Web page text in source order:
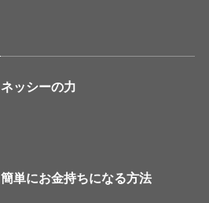
ネッシーの力
簡単にお金持ちになる方法